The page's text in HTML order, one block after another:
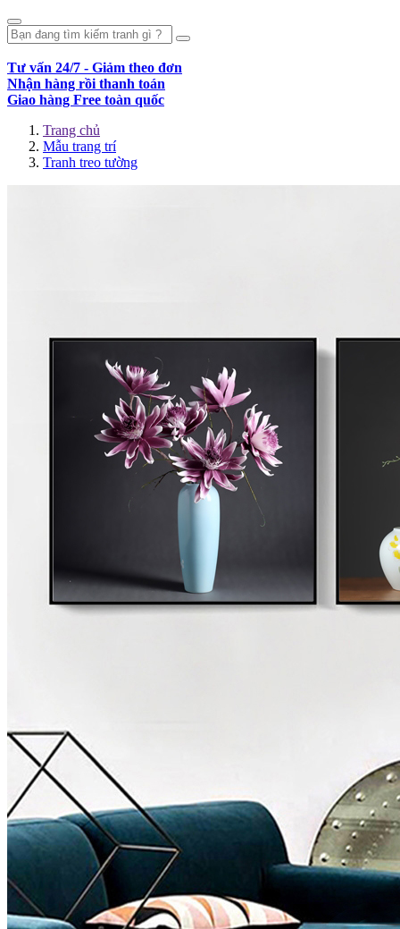
Tư vấn 24/7 - Giảm theo đơn
Nhận hàng rồi thanh toán
Giao hàng Free toàn quốc
Trang chủ
Mẫu trang trí
Tranh treo tường